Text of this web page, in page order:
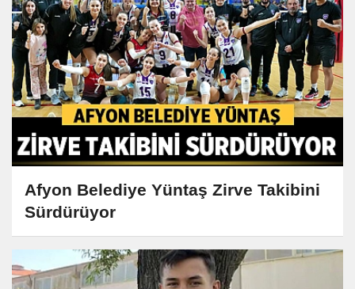
Afyon Belediye Yüntaş Zirve Takibini
Sürdürüyor